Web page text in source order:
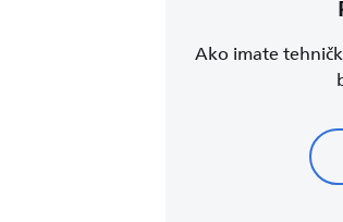
Ako imate